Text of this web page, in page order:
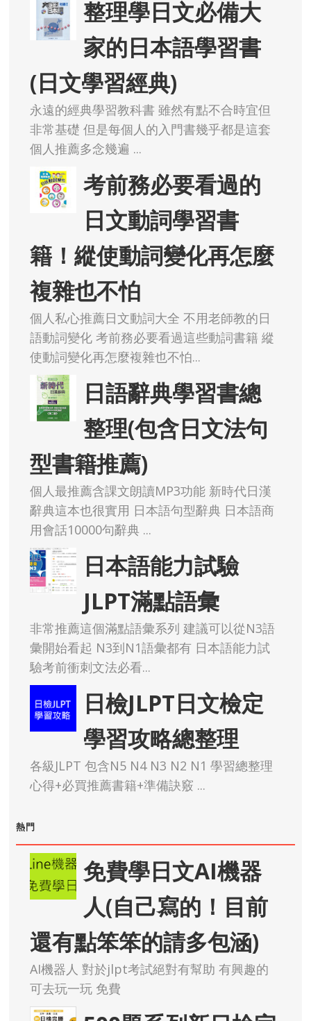
整理學日文必備大
家的日本語學習書
(日文學習經典)
永遠的經典學習教科書 雖然有點不合時宜但
非常基礎 但是每個人的入門書幾乎都是這套
個人推薦多念幾遍 ...
考前務必要看過的
日文動詞學習書
籍！縱使動詞變化再怎麼
複雜也不怕
個人私心推薦日文動詞大全 不用老師教的日
語動詞變化 考前務必要看過這些動詞書籍 縱
使動詞變化再怎麼複雜也不怕...
日語辭典學習書總
整理(包含日文法句
型書籍推薦)
個人最推薦含課文朗讀MP3功能 新時代日漢
辭典這本也很實用 日本語句型辭典 日本語商
用會話10000句辭典 ...
日本語能力試驗
JLPT滿點語彙
非常推薦這個滿點語彙系列 建議可以從N3語
彙開始看起 N3到N1語彙都有 日本語能力試
驗考前衝刺文法必看...
日檢JLPT日文檢定
學習攻略總整理
各級JLPT 包含N5 N4 N3 N2 N1 學習總整理
心得+必買推薦書籍+準備訣竅 ...
熱門
免費學日文AI機器
人(自己寫的！目前
還有點笨笨的請多包涵)
AI機器人 對於jlpt考試絕對有幫助 有興趣的
可去玩一玩 免費